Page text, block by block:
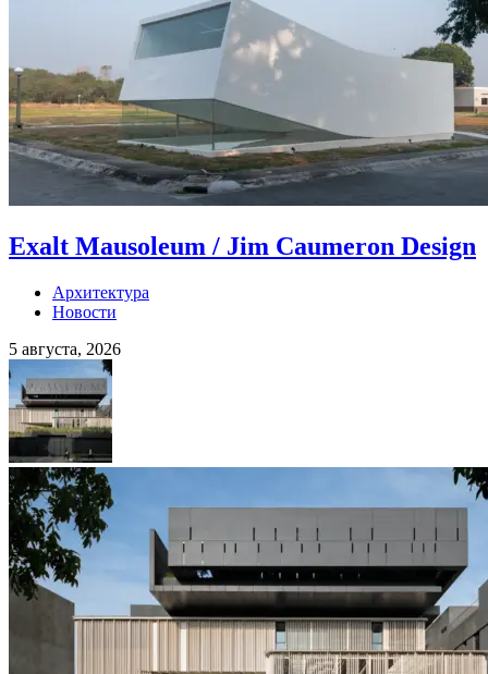
Exalt Mausoleum / Jim Caumeron Design
Архитектура
Новости
5 августа, 2026